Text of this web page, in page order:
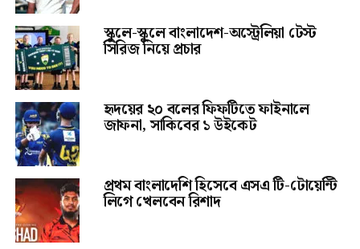
স্কুলে-স্কুলে বাংলাদেশ-অস্ট্রেলিয়া টেস্ট
সিরিজ নিয়ে প্রচার
হৃদয়ের ২০ বলের ফিফটিতে ফাইনালে
জাফনা, সাকিবের ১ উইকেট
প্রথম বাংলাদেশি হিসেবে এসএ টি-টোয়েন্টি
লিগে খেলবেন রিশাদ